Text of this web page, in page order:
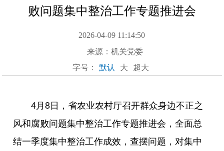
败问题集中整治工作专题推进会
2026-04-09 11:14:50
来源： 机关党委
字号： 默认 大 超大
4月8日，省农业农村厅召开群众身边不正之
风和腐败问题集中整治工作专题推进会，全面总
结一季度集中整治工作成效，查摆问题，对集中